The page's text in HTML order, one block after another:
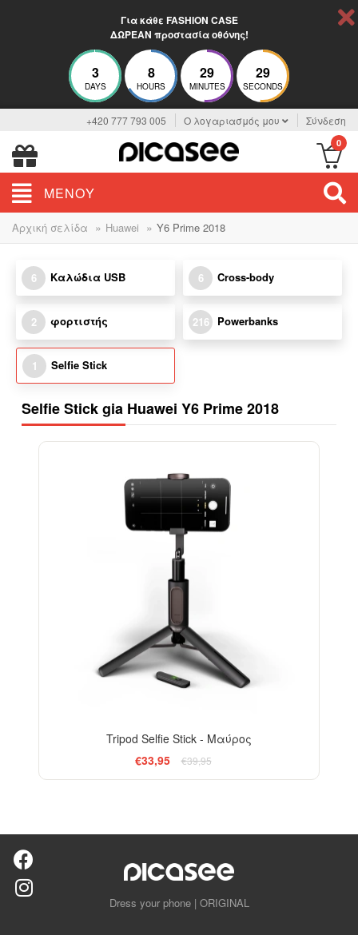
Για κάθε FASHION CASE
ΔΩΡΕΑΝ προστασία οθόνης!
3
DAYS
8
HOURS
29
MINUTES
29
SECONDS
+420 777 793 005 Ο λογαριασμός μου Σύνδεση
0
ΜΕΝΟΎ
Αρχική σελίδα » Huawei » Y6 Prime 2018
6 Καλώδια USB 6 Cross-body
2 φορτιστής 216 Powerbanks
1 Selfie Stick
Selfie Stick gia Huawei Y6 Prime 2018
Tripod Selfie Stick - Μαύρος
€33,95
€39,95
Dress your phone | ORIGINAL